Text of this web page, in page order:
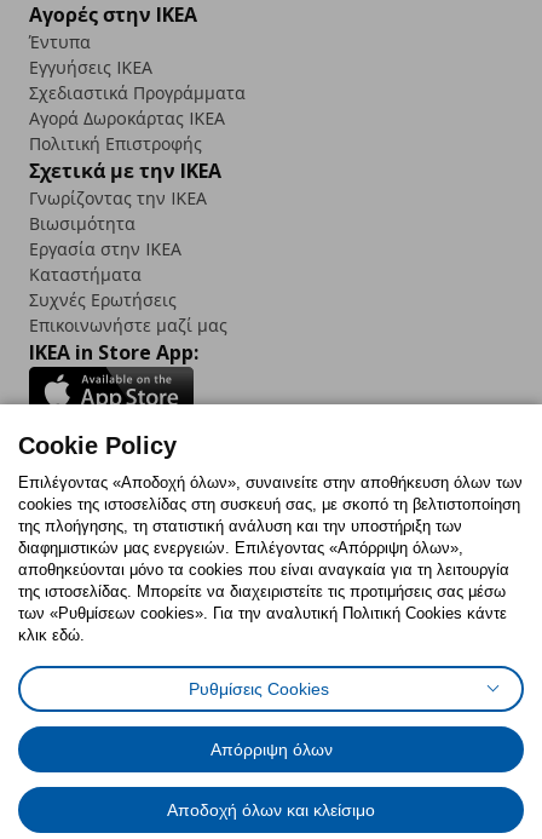
Αγορές στην IKEA
Έντυπα
Εγγυήσεις IKEA
Σχεδιαστικά Προγράμματα
Αγορά Δωρoκάρτας IKEA
Πολιτική Επιστροφής
Σχετικά με την IKEA
Γνωρίζοντας την IKEA
Βιωσιμότητα
Εργασία στην IKEA
Καταστήματα
Συχνές Ερωτήσεις
Επικοινωνήστε μαζί μας
IKEA in Store App:
Follow us:
FacebookInstagram
TikTokYoutubePinterestTwitter
Πολιτική CookiesΔήλωση ψηφιακής προσβασιμότητας
Ρυθμίσεις cookiesΌροι Χρήσης
Γενική Πολιτική Προσωπικών Δεδομένων
Πολιτική Προσωπικών Δεδομένων για ΙΚΕΑ.gr
Κώδικας Καταναλωτικής Δεοντολογίας
Cookie Policy
Επιλέγοντας «Αποδοχή όλων», συναινείτε στην αποθήκευση όλων των
cookies της ιστοσελίδας στη συσκευή σας, με σκοπό τη βελτιστοποίηση
της πλοήγησης, τη στατιστική ανάλυση και την υποστήριξη των
διαφημιστικών μας ενεργειών. Επιλέγοντας «Απόρριψη όλων»,
αποθηκεύονται μόνο τα cookies που είναι αναγκαία για τη λειτουργία
της ιστοσελίδας. Μπορείτε να διαχειριστείτε τις προτιμήσεις σας μέσω
των «Ρυθμίσεων cookies». Για την αναλυτική Πολιτική Cookies κάντε
κλικ εδώ.
Ρυθμίσεις Cookies
Απόρριψη όλων
Αποδοχή όλων και κλείσιμο